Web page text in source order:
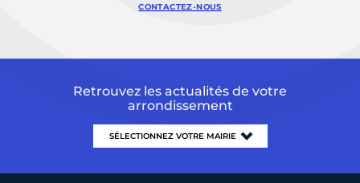
CONTACTEZ-NOUS
Retrouvez les actualités de votre
arrondissement